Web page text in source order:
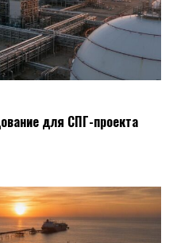
для СПГ-проекта